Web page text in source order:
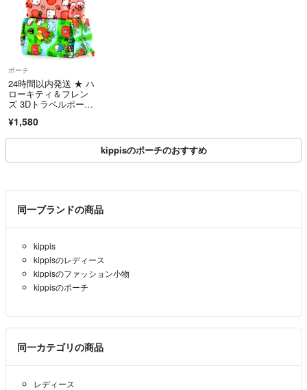
ポーチ
24時間以内発送 ★ ハ
ローキティ＆フレン
ズ 3Dトラベルポーチ 3
¥1,580
kippisのポーチのおすすめ
同一ブランドの商品
kippis
kippisのレディース
kippisのファッション小物
kippisのポーチ
同一カテゴリの商品
レディース